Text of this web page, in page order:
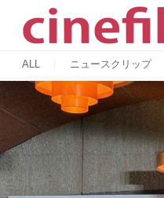
ALL ニュースクリップ